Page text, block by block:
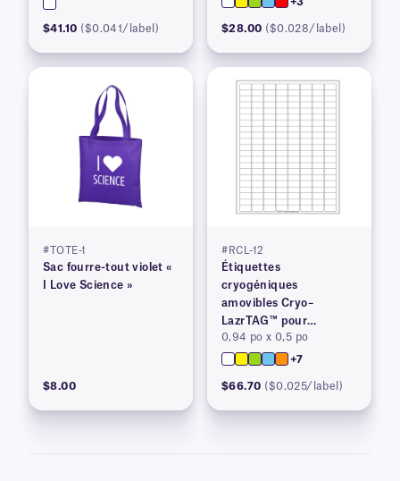
$41.10 ($0.041/label) $28.00 ($0.028/label)
#TOTE-1
Sac fourre-tout violet «
I Love Science »
$8.00
#RCL-12
Étiquettes
cryogéniques
amovibles Cryo–
LazrTAG™ pour
imprimantes laser
0,94 po x 0,5 po
+7
$66.70 ($0.025/label)